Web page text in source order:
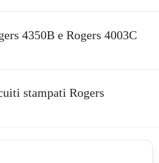
4350B e Rogers 4003C
stampati Rogers